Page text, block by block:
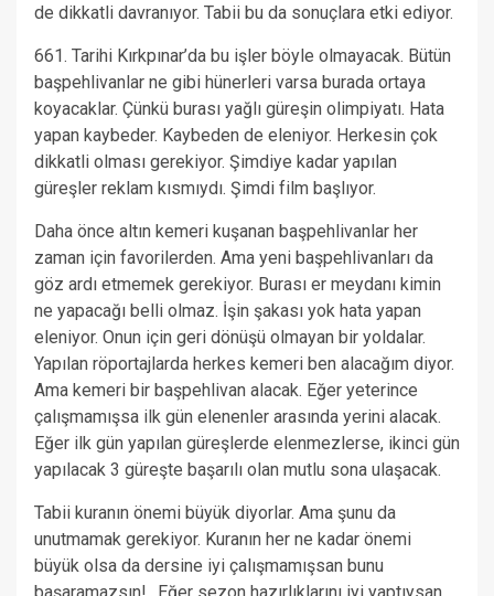
de dikkatli davranıyor. Tabii bu da sonuçlara etki ediyor.
661. Tarihi Kırkpınar’da bu işler böyle olmayacak. Bütün
başpehlivanlar ne gibi hünerleri varsa burada ortaya
koyacaklar. Çünkü burası yağlı güreşin olimpiyatı. Hata
yapan kaybeder. Kaybeden de eleniyor. Herkesin çok
dikkatli olması gerekiyor. Şimdiye kadar yapılan
güreşler reklam kısmıydı. Şimdi film başlıyor.
Daha önce altın kemeri kuşanan başpehlivanlar her
zaman için favorilerden. Ama yeni başpehlivanları da
göz ardı etmemek gerekiyor. Burası er meydanı kimin
ne yapacağı belli olmaz. İşin şakası yok hata yapan
eleniyor. Onun için geri dönüşü olmayan bir yoldalar.
Yapılan röportajlarda herkes kemeri ben alacağım diyor.
Ama kemeri bir başpehlivan alacak. Eğer yeterince
çalışmamışsa ilk gün elenenler arasında yerini alacak.
Eğer ilk gün yapılan güreşlerde elenmezlerse, ikinci gün
yapılacak 3 güreşte başarılı olan mutlu sona ulaşacak.
Tabii kuranın önemi büyük diyorlar. Ama şunu da
unutmamak gerekiyor. Kuranın her ne kadar önemi
büyük olsa da dersine iyi çalışmamışsan bunu
başaramazsın!.. Eğer sezon hazırlıklarını iyi yaptıysan